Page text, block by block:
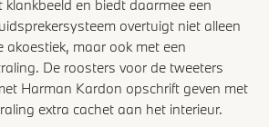
en biedt daarmee een
overtuigt niet alleen
akoestiek, maar ook met een
De roosters voor de tweeters
Harman Kardon opschrift geven met
extra cachet aan het interieur.